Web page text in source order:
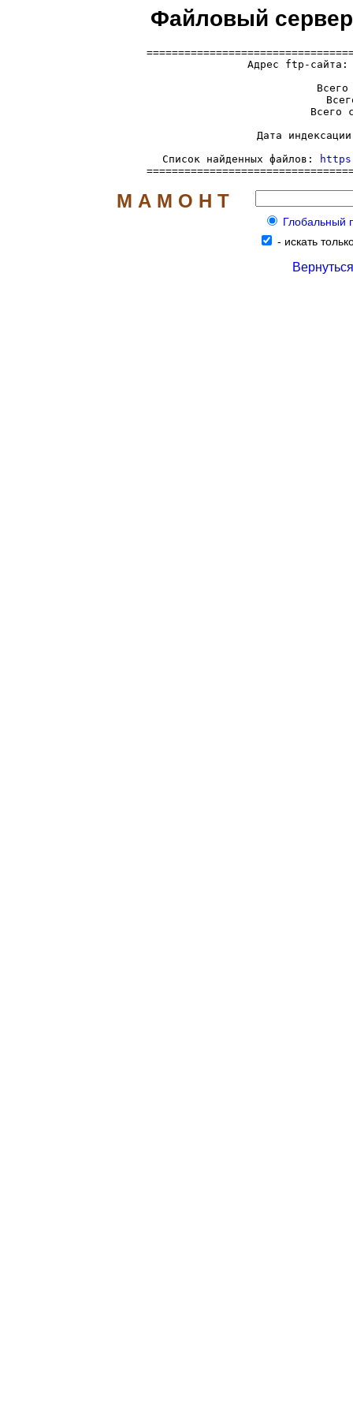
Файловый
Адрес ftp-
Всего
Всего
Дата
     Список найденных файлов:
М А М О Н Т
Глобальный
- искать